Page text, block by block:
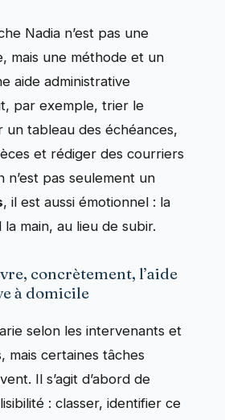
Nadia n’est pas une
mais une méthode et un
aide administrative
par exemple, trier le
un tableau des échéances,
et rédiger des courriers
n’est pas seulement un
, il est aussi émotionnel : la
main, au lieu de subir.
concrètement, l’aide
à domicile
selon les intervenants et
mais certaines tâches
Il s’agit d’abord de
: classer, identifier ce